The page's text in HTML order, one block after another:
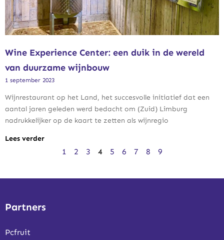
Wine Experience Center: een duik in de wereld
van duurzame wijnbouw
1 september 2023
Wijnrestaurant op het Land, het succesvolle initiatief dat een
aantal jaren geleden werd bedacht om (Zuid) Limburg
nadrukkelijker op de kaart te zetten als wijnregio
Lees verder
1 2 3 4 5 6 7 8 9
Partners
Pcfruit